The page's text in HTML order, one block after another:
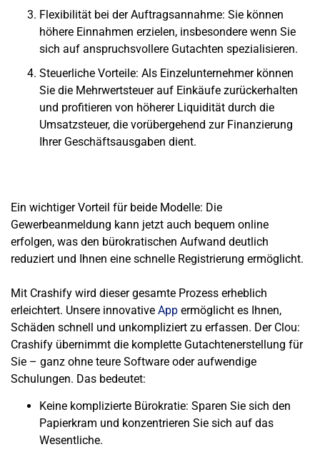
Flexibilität bei der Auftragsannahme: Sie können
höhere Einnahmen erzielen, insbesondere wenn Sie
sich auf anspruchsvollere Gutachten spezialisieren.
Steuerliche Vorteile: Als Einzelunternehmer können
Sie die Mehrwertsteuer auf Einkäufe zurückerhalten
und profitieren von höherer Liquidität durch die
Umsatzsteuer, die vorübergehend zur Finanzierung
Ihrer Geschäftsausgaben dient.
Ein wichtiger Vorteil für beide Modelle: Die
Gewerbeanmeldung kann jetzt auch bequem online
erfolgen, was den bürokratischen Aufwand deutlich
reduziert und Ihnen eine schnelle Registrierung ermöglicht.
Mit Crashify wird dieser gesamte Prozess erheblich
erleichtert. Unsere innovative App ermöglicht es Ihnen,
Schäden schnell und unkompliziert zu erfassen. Der Clou:
Crashify übernimmt die komplette Gutachtenerstellung für
Sie – ganz ohne teure Software oder aufwendige
Schulungen. Das bedeutet:
Keine komplizierte Bürokratie: Sparen Sie sich den
Papierkram und konzentrieren Sie sich auf das
Wesentliche.